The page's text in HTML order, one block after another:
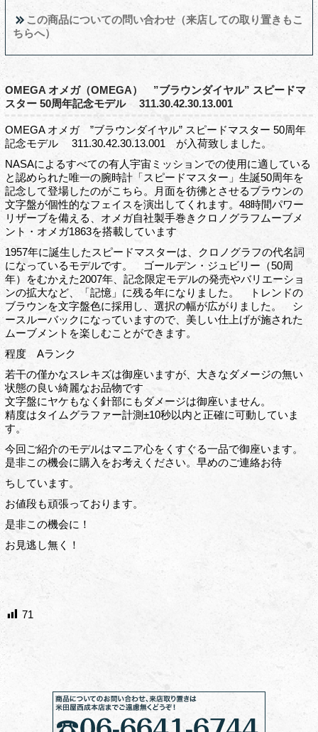
この商品についての問い合わせ（来店しての取り置きもこ
ちらへ）
OMEGA オメガ（OMEGA） ”ブラウンダイヤル” スピードマ
スター 50周年記念モデル 311.30.42.30.13.001
OMEGA オメガ ”ブラウンダイヤル” スピードマスター 50周年
記念モデル 311.30.42.30.13.001 が入荷致しました。
NASAによるすべての有人宇宙ミッションでの使用に適している
と認められた唯一の腕時計「スピードマスター」生誕50周年を
記念して登場したのがこちら。月面を彷彿とさせるブラウンの
文字盤が個性的なフェイスを演出してくれます。48時間パワー
リザーブを備える、オメガ自社製手巻きクロノグラフムーブメ
ント・オメガ1863を搭載しています
1957年に誕生したスピードマスターは、クロノグラフの代名詞
になっているモデルです。 ゴールデン・ジュビリー（50周
年）をむかえた2007年、記念限定モデルの発売やバリエーショ
ンの拡大など、「記憶」に残る年になりました。 トレンドの
ブラウンを文字盤色に採用し、選択の幅が広がりました。 シ
ースルーバックになっていますので、美しい仕上げが施された
ムーブメントを楽しむことができます。
程度 Aランク
若干の僅かなスレキズは御座いますが、大きなダメージの無い
状態の良い綺麗なお品物です
文字盤にヤケもなく針部にもダメージは御座いません。
精度はタイムグラファー計測±10秒以内と正確に可動していま
す。
今回ご紹介のモデルはマニア心をくすぐる一品で御座います。
是非この機会に購入をお考えください。早めのご連絡お待
ちしています。
お値段も頑張っております。
是非この機会に！
お見逃し無く！
71